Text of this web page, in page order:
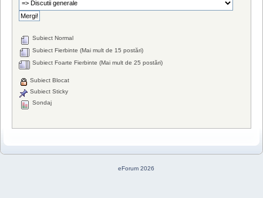
Subiect Normal
Subiect Fierbinte (Mai mult de 15 postări)
Subiect Foarte Fierbinte (Mai mult de 25 postări)
Subiect Blocat
Subiect Sticky
Sondaj
eForum 2026